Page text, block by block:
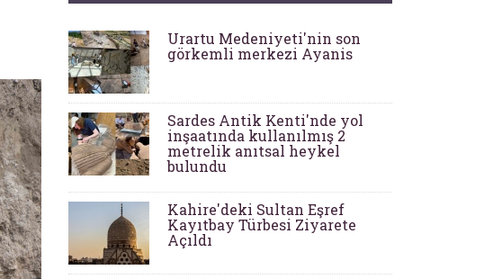
Urartu Medeniyeti'nin son
görkemli merkezi Ayanis
Sardes Antik Kenti'nde yol
inşaatında kullanılmış 2
metrelik anıtsal heykel
bulundu
Kahire'deki Sultan Eşref
Kayıtbay Türbesi Ziyarete
Açıldı